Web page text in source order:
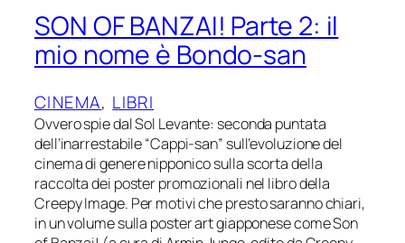
SON OF BANZAI! Parte 2: il
mio nome è Bondo-san
CINEMA, LIBRI
Ovvero spie dal Sol Levante: seconda puntata
dell’inarrestabile “Cappi-san” sull’evoluzione del
cinema di genere nipponico sulla scorta della
raccolta dei poster promozionali nel libro della
Creepy Image. Per motivi che presto saranno chiari,
in un volume sulla poster art giapponese come Son